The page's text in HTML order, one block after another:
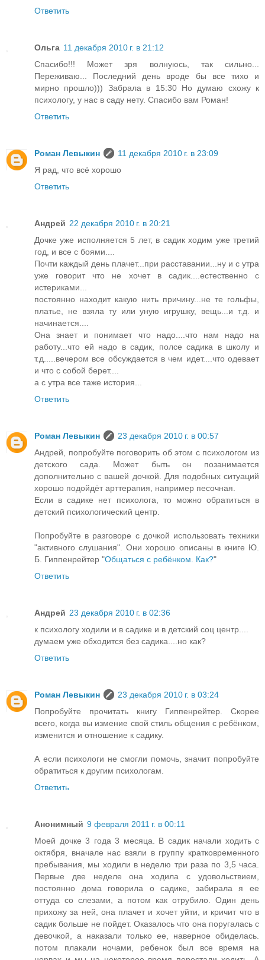
Ответить
Ольга 11 декабря 2010 г. в 21:12
Спасибо!!! Может зря волнуюсь, так сильно...
Переживаю... Последний день вроде бы все тихо и
мирно прошло))) Забрала в 15:30 Но думаю схожу к
психологу, у нас в саду нету. Спасибо вам Роман!
Ответить
Роман Левыкин
11 декабря 2010 г. в 23:09
Я рад, что всё хорошо
Ответить
Андрей 22 декабря 2010 г. в 20:21
Дочке уже исполняется 5 лет, в садик ходим уже третий
год, и все с боями....
Почти каждый день плачет...при расставании...ну и с утра
уже говорит что не хочет в садик....естественно с
истериками...
постоянно находит какую нить причину...не те гольфы,
платье, не взяла ту или уную игрушку, вещь...и т.д. и
начинается....
Она знает и понимает что надо....что нам надо на
работу...что ей надо в садик, полсе садика в школу и
т.д.....вечером все обсуждается в чем идет....что одевает
и что с собой берет....
а с утра все таже история...
Ответить
Роман Левыкин
23 декабря 2010 г. в 00:57
Андрей, попробуйте поговорить об этом с психологом из
детского сада. Может быть он позанимается
дополнительно с вашей дочкой. Для подобных ситуаций
хорошо подойдёт арттерапия, например песочная.
Если в садике нет психолога, то можно обратиться в
детский психологический центр.
Попробуйте в разговоре с дочкой использовать техники
"активного слушания". Они хорошо описаны в книге Ю.
Б. Гиппенрейтер "Общаться с ребёнком. Как?"
Ответить
Андрей 23 декабря 2010 г. в 02:36
к психологу ходили и в садике и в детский соц центр....
думаем уже обходится без садика....но как?
Ответить
Роман Левыкин
23 декабря 2010 г. в 03:24
Попробуйте прочитать книгу Гиппенрейтер. Скорее
всего, когда вы измение свой стиль общения с ребёнком,
изменится и отношение к садику.
А если психологи не смогли помочь, значит попробуйте
обратиться к другим психологам.
Ответить
Анонимный 9 февраля 2011 г. в 00:11
Моей дочке 3 года 3 месяца. В садик начали ходить с
октября, вначале нас взяли в группу кратковременного
пребывания, мы ходили в неделю три раза по 3,5 часа.
Первые две неделе она ходила с удовольствием,
постоянно дома говорила о садике, забирала я ее
оттуда со слезами, а потом как отрубило. Один день
прихожу за ней, она плачет и хочет уйти, и кричит что в
садик больше не пойдет. Оказалось что она поругалась с
девочкой, а наказали только ее, наверное обиделась.
потом плакали ночами, ребенок был все время на